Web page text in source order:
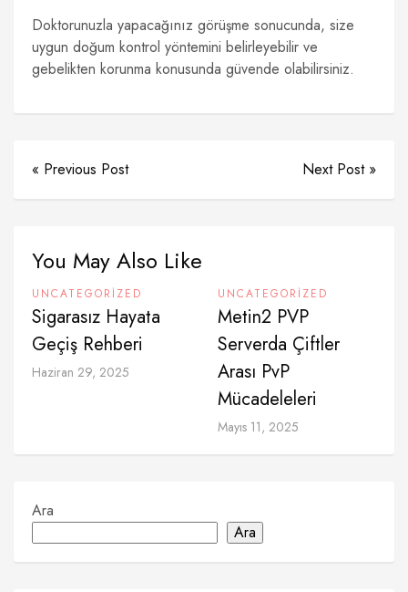
Doktorunuzla yapacağınız görüşme sonucunda, size
uygun doğum kontrol yöntemini belirleyebilir ve
gebelikten korunma konusunda güvende olabilirsiniz.
« Previous Post Next Post »
You May Also Like
UNCATEGORIZED
Sigarasız Hayata
Geçiş Rehberi
Haziran 29, 2025
UNCATEGORIZED
Metin2 PVP
Serverda Çiftler
Arası PvP
Mücadeleleri
Mayıs 11, 2025
Ara
Ara